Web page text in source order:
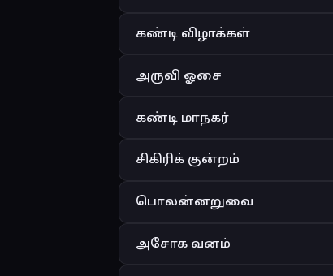
கண்டி விழாக்கள்
அருவி ஓசை
கண்டி மாநகர்
சிகிரிக் குன்றம்
பொலன்னறுவை
அசோக வனம்